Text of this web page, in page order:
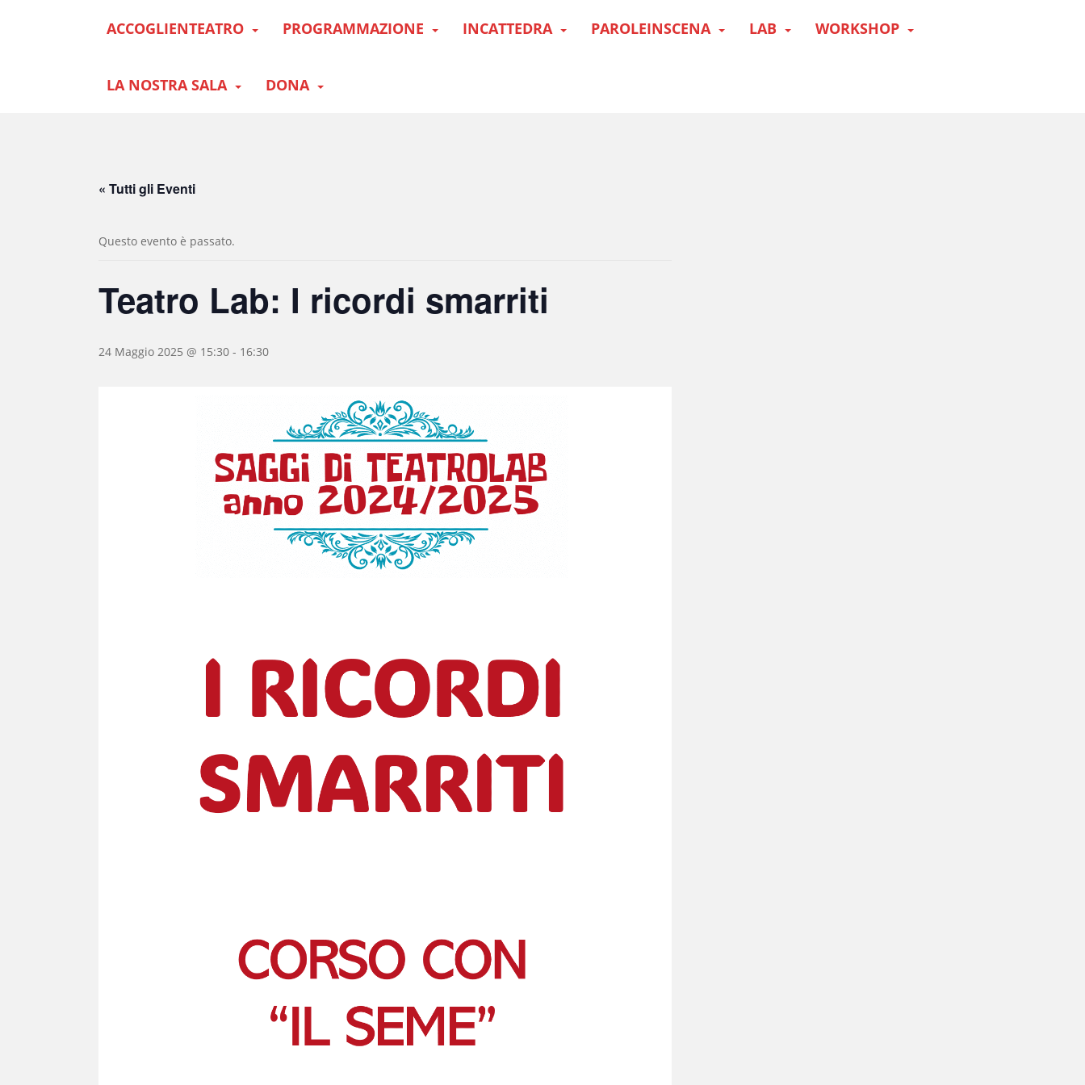
ACCOGLIENTEATRO PROGRAMMAZIONE INCATTEDRA PAROLEINSCENA LAB WORKSHOP
LA NOSTRA SALA DONA
« Tutti gli Eventi
Questo evento è passato.
Teatro Lab: I ricordi smarriti
24 Maggio 2025 @ 15:30 - 16:30